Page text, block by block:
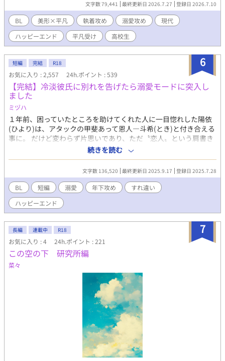
文字数 79,441 最終更新日 2026.7.27 登録日 2026.7.10
BL 美形×平凡 執着攻め 溺愛攻め
現代
ハッピーエンド
平凡受け 高校生
6
短編 完結 R18
お気に入り : 2,557 24h.ポイント : 539
【完結】冷淡彼氏に別れを告げたら溺愛モードに突入し
ました
ミヅハ
１年前、困っていたところを助けてくれた人に一目惚れした陽依
(ひより)は、アタックの甲斐あって恩人―斗希(とき)と付き合える
事に。 だけど変わらず片思いであり、ただ〝恋人〟という肩書き
があるだけの関係を最初は受け入れていた陽依だったが、１年経
っても変わらない事にそろそろ先を考えるべきかと思い悩む。 そ
の矢先にとある光景を目撃した陽依は、このまま付き合っていく
べきではないと覚悟を決めて別れとも取れるメッセージを送った
のだが、斗希が訪れ⋯。 イケメンクールな年下溺愛攻×健気な年
上受 ※印は性的描写あり
続きを読む
文字数 136,520 最終更新日 2025.9.17 登録日 2025.7.28
BL 短編 溺愛 年下攻め
すれ違い
ハッピーエンド
7
長編 連載中 R18
お気に入り : 4 24h.ポイント : 221
この空の下 研究所編
菜々